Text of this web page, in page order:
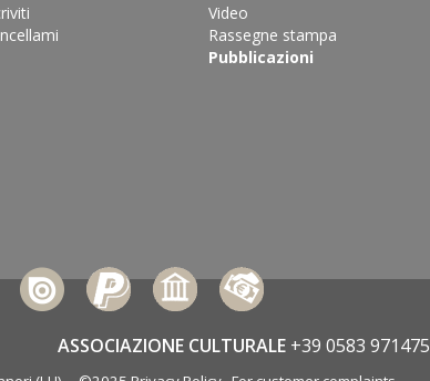
Video
Rassegne stampa
Pubblicazioni
ASSOCIAZIONE CULTURALE +39 0583 971475